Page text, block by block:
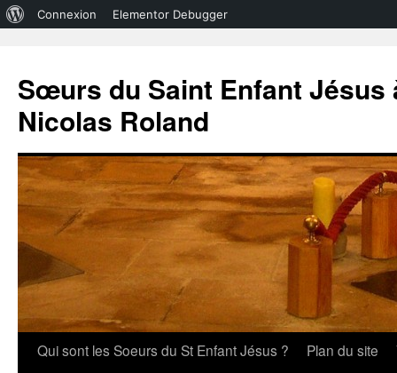
WordPress
Connexion Elementor Debugger
Sœurs du Saint Enfant Jésus
Nicolas Roland
Aller
Qui sont les Soeurs du St Enfant Jésus ? Plan du site